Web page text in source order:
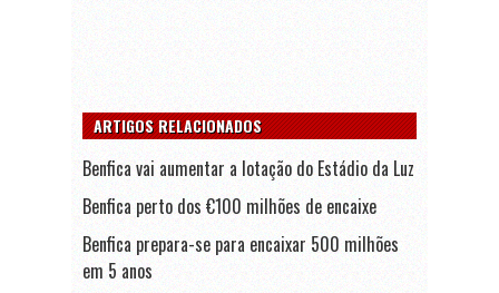
ARTIGOS RELACIONADOS
Benfica vai aumentar a lotação do Estádio da Luz
Benfica perto dos €100 milhões de encaixe
Benfica prepara-se para encaixar 500 milhões
em 5 anos